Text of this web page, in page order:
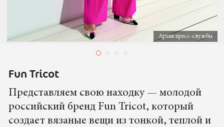
Архив пресс-службы
Fun Tricot
Представляем свою находку — молодой
российский бренд Fun Tricot, который
создает вязаные вещи из тонкой, теплой и